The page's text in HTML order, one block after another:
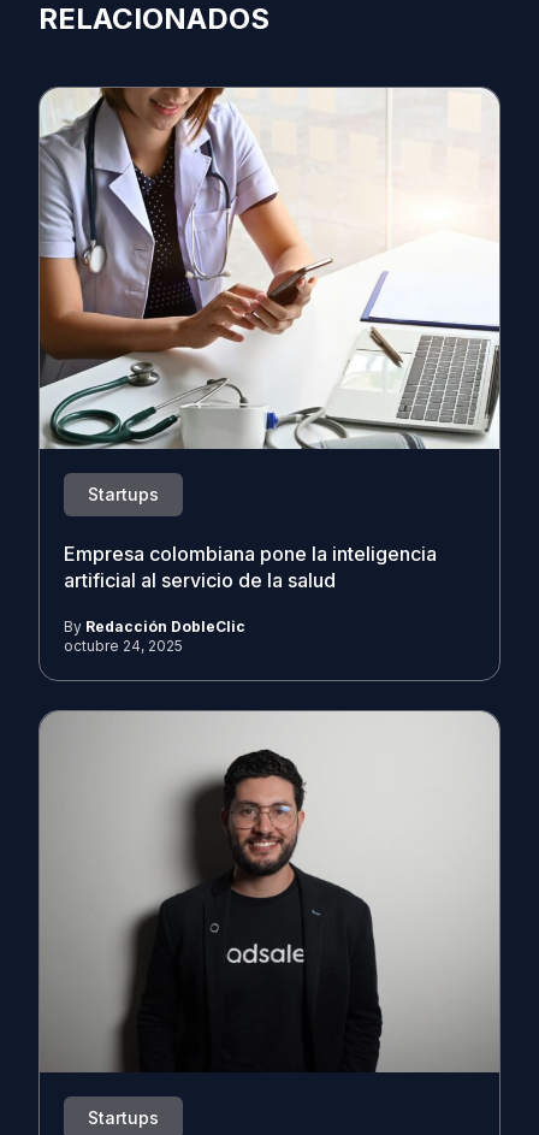
RELACIONADOS
Startups
Empresa colombiana pone la inteligencia
artificial al servicio de la salud
By Redacción DobleClic
octubre 24, 2025
Startups